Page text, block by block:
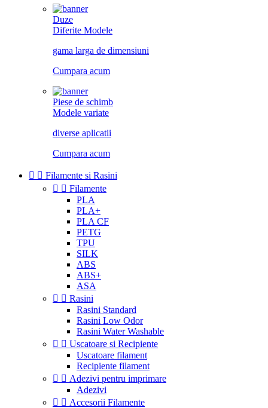
Duze
Diferite Modele
gama larga de dimensiuni
Cumpara acum
Piese de schimb
Modele variate
diverse aplicatii
Cumpara acum
  Filamente si Rasini
  Filamente
PLA
PLA+
PLA CF
PETG
TPU
SILK
ABS
ABS+
ASA
  Rasini
Rasini Standard
Rasini Low Odor
Rasini Water Washable
  Uscatoare si Recipiente
Uscatoare filament
Recipiente filament
  Adezivi pentru imprimare
Adezivi
  Accesorii Filamente